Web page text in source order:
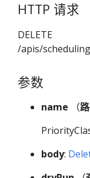
HTTP 请求
DELETE
/apis/
参数
name （
body: